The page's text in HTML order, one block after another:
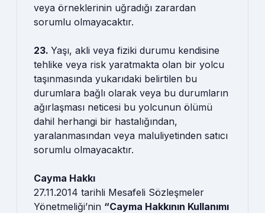
veya örneklerinin uğradığı zarardan
sorumlu olmayacaktır.
23. Yaşı, akli veya fiziki durumu kendisine
tehlike veya risk yaratmakta olan bir yolcu
taşınmasında yukarıdaki belirtilen bu
durumlara bağlı olarak veya bu durumların
ağırlaşması neticesi bu yolcunun ölümü
dahil herhangi bir hastalığından,
yaralanmasından veya maluliyetinden satıcı
sorumlu olmayacaktır.
Cayma Hakkı
27.11.2014 tarihli Mesafeli Sözleşmeler
Yönetmeliği’nin “Cayma Hakkının Kullanımı